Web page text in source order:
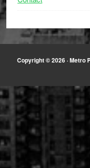
Copyright © 2026 ·Metro